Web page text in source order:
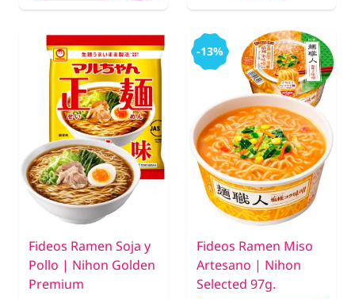
Fideos Ramen Soja y
Pollo | Nihon Golden
Premium
-13%
Fideos Ramen Miso
Artesano | Nihon
Selected 97g.